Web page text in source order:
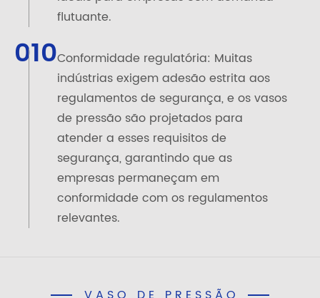
flutuante.
010Conformidade regulatória: Muitas
indústrias exigem adesão estrita aos
regulamentos de segurança, e os vasos
de pressão são projetados para
atender a esses requisitos de
segurança, garantindo que as
empresas permaneçam em
conformidade com os regulamentos
relevantes.